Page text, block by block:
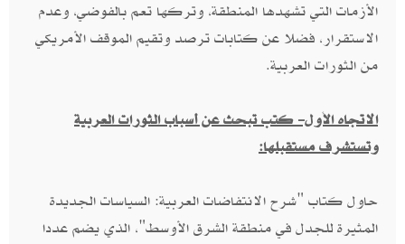
الأزمات التي تشهدها المنطقة، وتركها تعم بالفوضي،‮ ‬وعدم
الاستقرار، فضلا عن كتابات ترصد وتقيم الموقف الأمريكي
من الثورات العربية‮.‬
الاتجاه الأول‮- ‬كتب تبحث عن أسباب الثورات العربية
وتستشرف مستقبلها‮:‬
حاول كتاب‮ "‬شرح الانتفاضات العربية‮: ‬السياسات الجديدة
المثيرة للجدل في منطقة الشرق الأوسط‮"‬، الذي يضم عددا